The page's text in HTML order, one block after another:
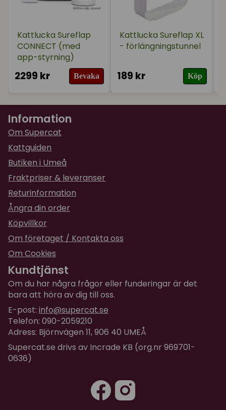
Kattlucka Sureflap
CONNECT (med
app-styrning)
2299 kr Bevaka
Kattlucka Sureflap XL
- förlängningstunnel
189 kr Köp
Information
Om Supercat
Kattguiden
Butiken i Umeå
Fraktpriser & leveranser
Returinformation
Ångra din order
Köpvillkor
Om företaget / Kontakta oss
Om Cookies
Kundtjänst
Om du har några frågor eller funderingar är det
bara att höra av dig till oss.
E-post: info@supercat.se
Telefon: 090-2059210
Adress: Björnvägen 11, 906 40 UMEÅ
Supercat.se drivs av Incrade KB (org.nr 969701-
0636)